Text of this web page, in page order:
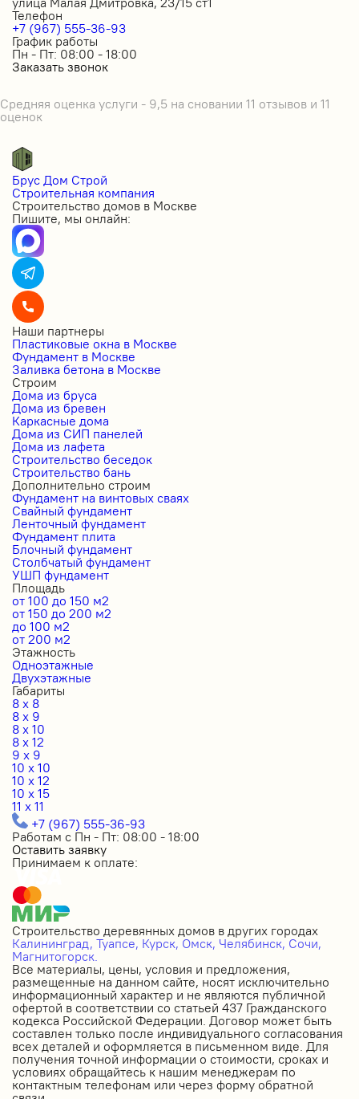
Телефон
+7 (967) 555-36-93
График работы
Пн - Пт: 08:00 - 18:00
Заказать звонок
Средняя оценка услуги - 9,5 на сновании 11 отзывов и 11
оценок
Брус Дом Строй
Строительная компания
Строительство домов в Москве
Пишите, мы онлайн:
Наши партнеры
Пластиковые окна в Москве
Фундамент в Москве
Заливка бетона в Москве
Строим
Дома из бруса
Дома из бревен
Каркасные дома
Дома из СИП панелей
Дома из лафета
Строительство беседок
Строительство бань
Дополнительно строим
Фундамент на винтовых сваях
Свайный фундамент
Ленточный фундамент
Фундамент плита
Блочный фундамент
Столбчатый фундамент
УШП фундамент
Площадь
от 100 до 150 м2
от 150 до 200 м2
до 100 м2
от 200 м2
Этажность
Одноэтажные
Двухэтажные
Габариты
8 x 8
8 x 9
8 x 10
8 x 12
9 x 9
10 x 10
10 x 12
10 x 15
11 x 11
+7 (967) 555-36-93
Работам с Пн - Пт: 08:00 - 18:00
Оставить заявку
Принимаем к оплате:
Строительство деревянных домов в других городах
Калининград, Туапсе, Курск, Омск, Челябинск, Сочи,
Магнитогорск.
Все материалы, цены, условия и предложения,
размещенные на данном сайте, носят исключительно
информационный характер и не являются публичной
офертой в соответствии со статьей 437 Гражданского
кодекса Российской Федерации. Договор может быть
составлен только после индивидуального согласования
всех деталей и оформляется в письменном виде. Для
получения точной информации о стоимости, сроках и
условиях обращайтесь к нашим менеджерам по
контактным телефонам или через форму обратной